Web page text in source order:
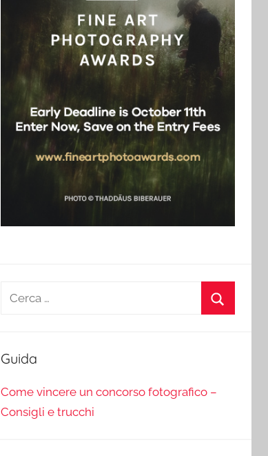
Ricerca
Guida
Come vincere un concorso fotografico –
Consigli e trucchi